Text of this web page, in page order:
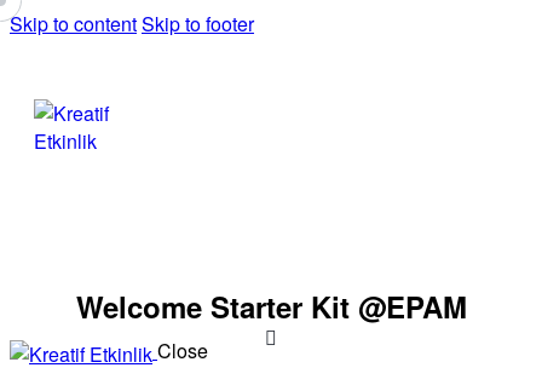
Skip to contentSkip to footer
Welcome Starter Kit @EPAM
Close